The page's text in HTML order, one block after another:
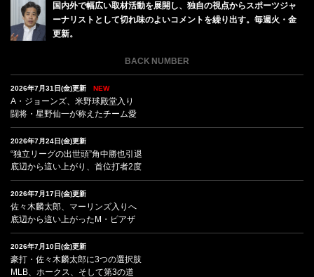
国内外で幅広い取材活動を展開し、独自の視点からスポーツジャ
ーナリストとして切れ味のよいコメントを繰り出す。毎週火・金
更新。
BACK NUMBER
2026年7月31日(金)更新 NEW
A・ジョーンズ、米野球殿堂入り
闘将・星野仙一が称えたチーム愛
2026年7月24日(金)更新
“独立リーグの出世頭”角中勝也引退
底辺から這い上がり、首位打者2度
2026年7月17日(金)更新
佐々木麟太郎、マーリンズ入りへ
底辺から這い上がったM・ピアザ
2026年7月10日(金)更新
豪打・佐々木麟太郎に3つの選択肢
MLB、ホークス、そして第3の道